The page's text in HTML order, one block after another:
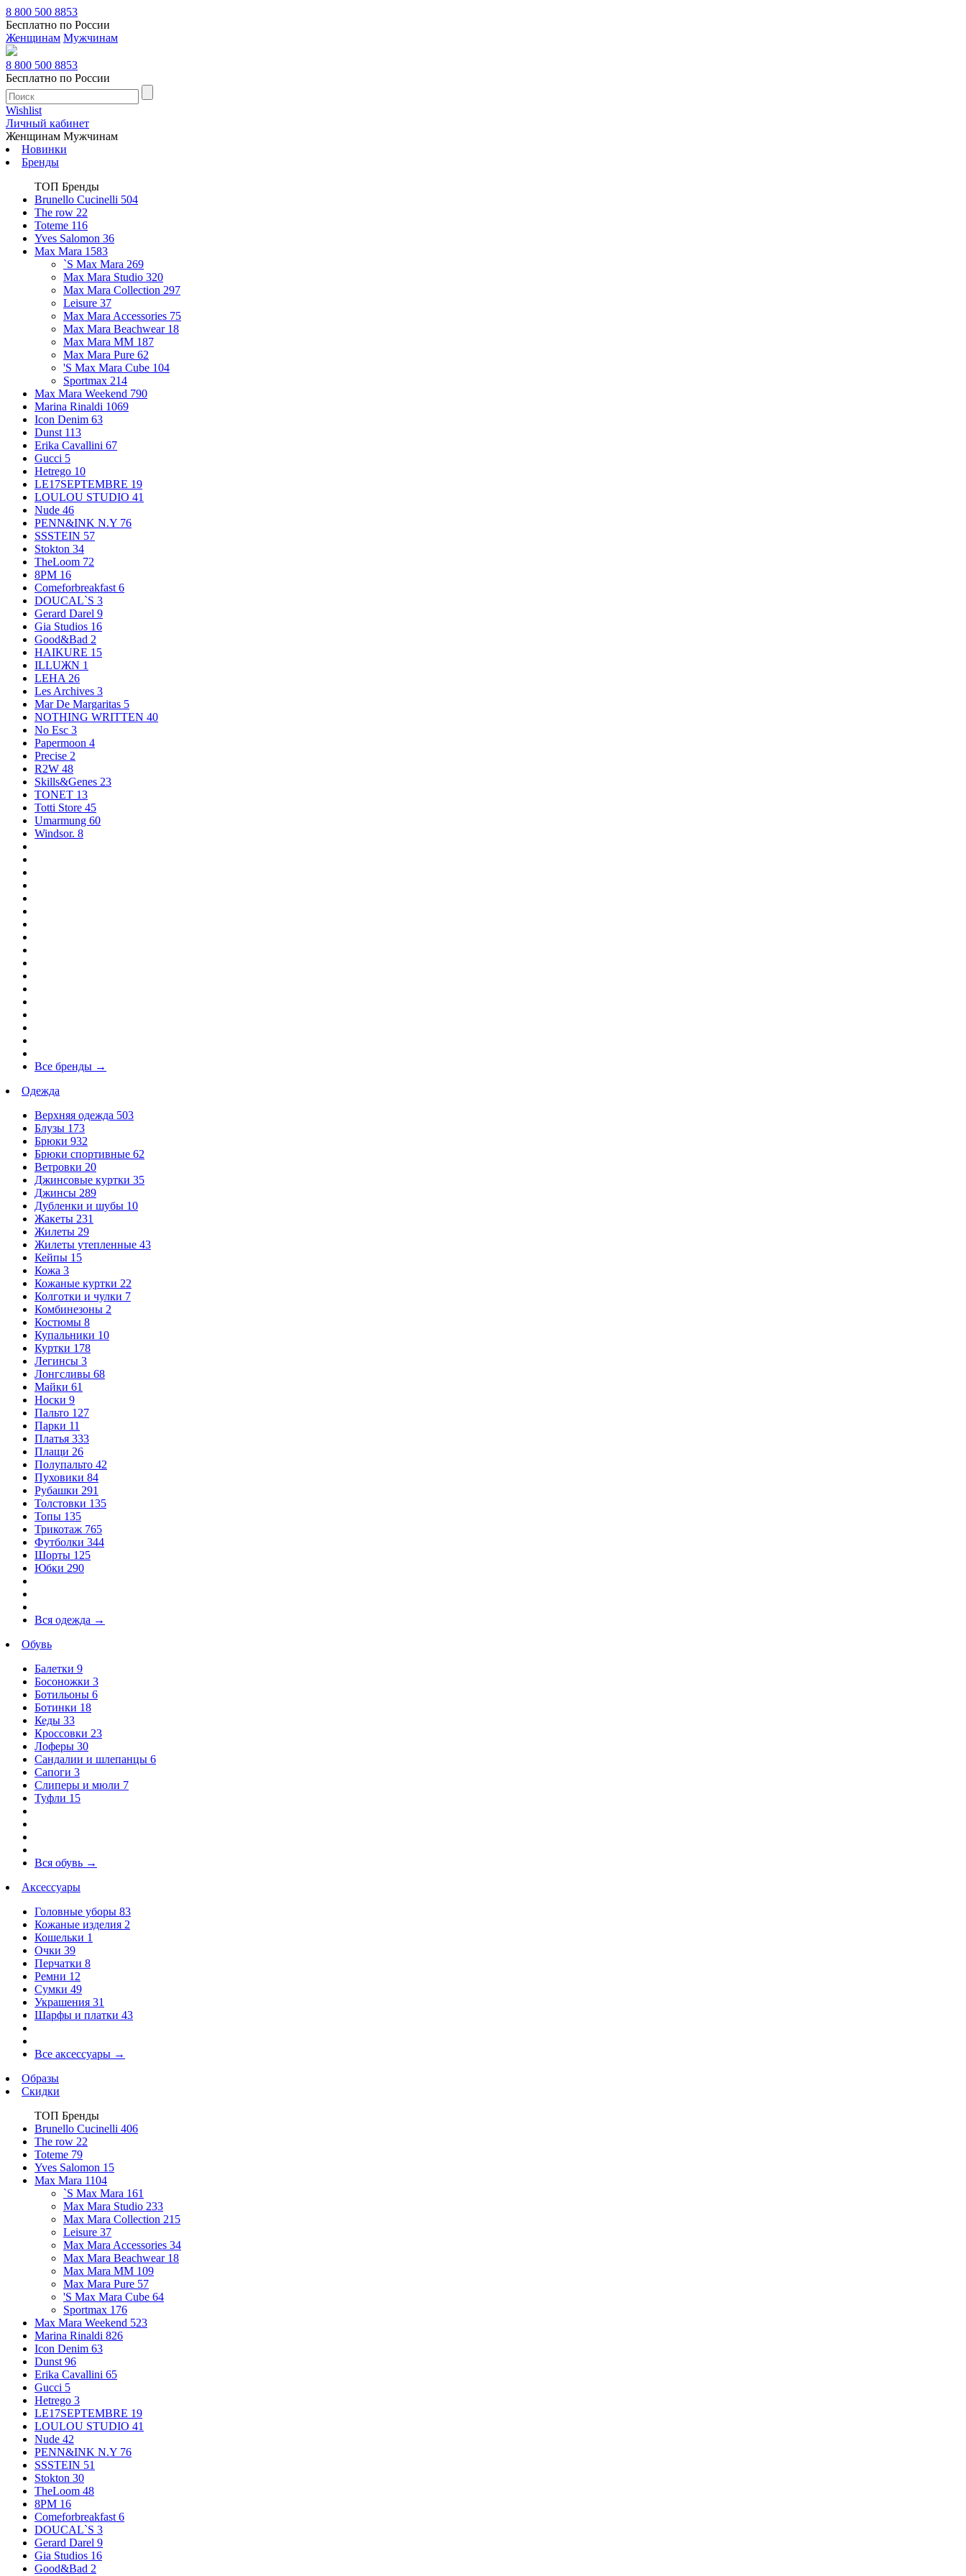
8 800 500 8853
Бесплатно по России
Женщинам Мужчинам
8 800 500 8853
Бесплатно по России
Wishlist
Личный кабинет
Женщинам Мужчинам
Новинки
Бренды
ТОП Бренды
Brunello Cucinelli 504
The row 22
Toteme 116
Yves Salomon 36
Max Mara 1583
`S Max Mara 269
Max Mara Studio 320
Max Mara Collection 297
Leisure 37
Max Mara Accessories 75
Max Mara Beachwear 18
Max Mara MM 187
Max Mara Pure 62
'S Max Mara Cube 104
Sportmax 214
Max Mara Weekend 790
Marina Rinaldi 1069
Icon Denim 63
Dunst 113
Erika Cavallini 67
Gucci 5
Hetrego 10
LE17SEPTEMBRE 19
LOULOU STUDIO 41
Nude 46
PENN&INK N.Y 76
SSSTEIN 57
Stokton 34
TheLoom 72
8PM 16
Comeforbreakfast 6
DOUCAL`S 3
Gerard Darel 9
Gia Studios 16
Good&Bad 2
HAIKURE 15
ILLUЖN 1
LEHA 26
Les Archives 3
Mar De Margaritas 5
NOTHING WRITTEN 40
No Esc 3
Papermoon 4
Precise 2
R2W 48
Skills&Genes 23
TONET 13
Totti Store 45
Umarmung 60
Windsor. 8
Все бренды →
Одежда
Верхняя одежда 503
Блузы 173
Брюки 932
Брюки спортивные 62
Ветровки 20
Джинсовые куртки 35
Джинсы 289
Дубленки и шубы 10
Жакеты 231
Жилеты 29
Жилеты утепленные 43
Кейпы 15
Кожа 3
Кожаные куртки 22
Колготки и чулки 7
Комбинезоны 2
Костюмы 8
Купальники 10
Куртки 178
Легинсы 3
Лонгсливы 68
Майки 61
Носки 9
Пальто 127
Парки 11
Платья 333
Плащи 26
Полупальто 42
Пуховики 84
Рубашки 291
Толстовки 135
Топы 135
Трикотаж 765
Футболки 344
Шорты 125
Юбки 290
Вся одежда →
Обувь
Балетки 9
Босоножки 3
Ботильоны 6
Ботинки 18
Кеды 33
Кроссовки 23
Лоферы 30
Сандалии и шлепанцы 6
Сапоги 3
Слиперы и мюли 7
Туфли 15
Вся обувь →
Аксессуары
Головные уборы 83
Кожаные изделия 2
Кошельки 1
Очки 39
Перчатки 8
Ремни 12
Сумки 49
Украшения 31
Шарфы и платки 43
Все аксессуары →
Образы
Скидки
ТОП Бренды
Brunello Cucinelli 406
The row 22
Toteme 79
Yves Salomon 15
Max Mara 1104
`S Max Mara 161
Max Mara Studio 233
Max Mara Collection 215
Leisure 37
Max Mara Accessories 34
Max Mara Beachwear 18
Max Mara MM 109
Max Mara Pure 57
'S Max Mara Cube 64
Sportmax 176
Max Mara Weekend 523
Marina Rinaldi 826
Icon Denim 63
Dunst 96
Erika Cavallini 65
Gucci 5
Hetrego 3
LE17SEPTEMBRE 19
LOULOU STUDIO 41
Nude 42
PENN&INK N.Y 76
SSSTEIN 51
Stokton 30
TheLoom 48
8PM 16
Comeforbreakfast 6
DOUCAL`S 3
Gerard Darel 9
Gia Studios 16
Good&Bad 2